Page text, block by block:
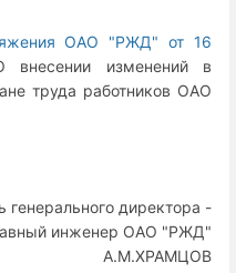
ОАО "РЖД" от 16
внесении изменений в
труда работников ОАО
генерального директора -
инженер ОАО "РЖД"
А.М.ХРАМЦОВ